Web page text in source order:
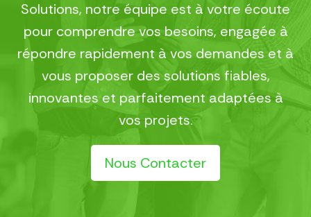
Solutions, notre équipe est à votre écoute
pour comprendre vos besoins, engagée à
répondre rapidement à vos demandes et à
vous proposer des solutions fiables,
innovantes et parfaitement adaptées à
vos projets.
Nous Contacter